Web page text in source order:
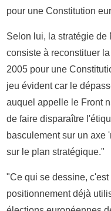
pour une Constitution
Selon lui, la stratégie de
consiste à reconstituer
2005 pour une
jeu évident car le
auquel appelle le Front
de faire disparaître
basculement sur un axe
sur le plan stratégique."
"Ce qui se dessine,
positionnement déjà